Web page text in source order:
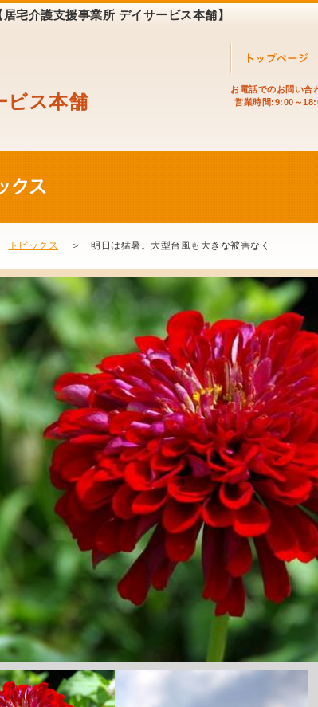
宅介護支援事業所 デイサービス本舗】
ビス本舗
お電話でのお問い合
営業時間:9:00～
トピックス ＞ 明日は猛暑。大型台風も大きな被害なく